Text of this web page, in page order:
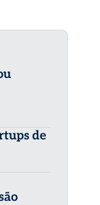
de